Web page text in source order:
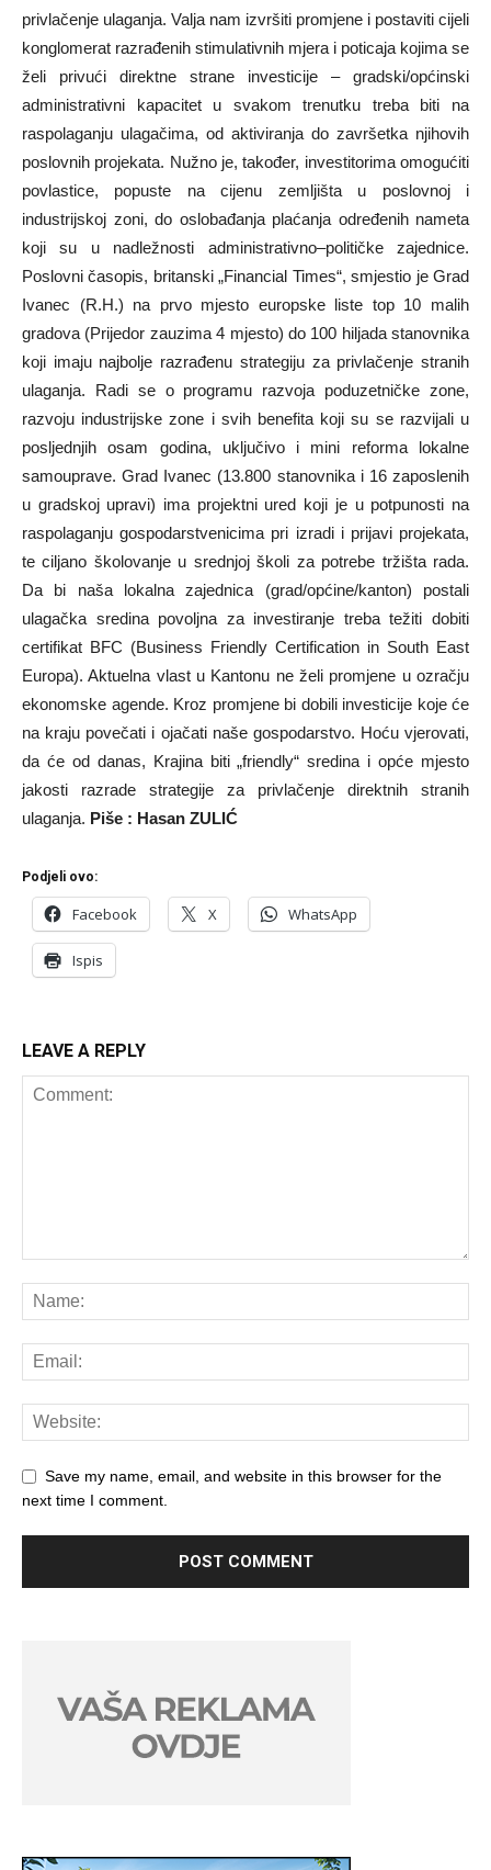
privlačenje ulaganja. Valja nam izvršiti promjene i postaviti cijeli
konglomerat razrađenih stimulativnih mjera i poticaja kojima se
želi privući direktne strane investicije – gradski/općinski
administrativni kapacitet u svakom trenutku treba biti na
raspolaganju ulagačima, od aktiviranja do završetka njihovih
poslovnih projekata. Nužno je, također, investitorima omogućiti
povlastice, popuste na cijenu zemljišta u poslovnoj i
industrijskoj zoni, do oslobađanja plaćanja određenih nameta
koji su u nadležnosti administrativno–političke zajednice.
Poslovni časopis, britanski „Financial Times“, smjestio je Grad
Ivanec (R.H.) na prvo mjesto europske liste top 10 malih
gradova (Prijedor zauzima 4 mjesto) do 100 hiljada stanovnika
koji imaju najbolje razrađenu strategiju za privlačenje stranih
ulaganja. Radi se o programu razvoja poduzetničke zone,
razvoju industrijske zone i svih benefita koji su se razvijali u
posljednjih osam godina, uključivo i mini reforma lokalne
samouprave. Grad Ivanec (13.800 stanovnika i 16 zaposlenih
u gradskoj upravi) ima projektni ured koji je u potpunosti na
raspolaganju gospodarstvenicima pri izradi i prijavi projekata,
te ciljano školovanje u srednjoj školi za potrebe tržišta rada.
Da bi naša lokalna zajednica (grad/općine/kanton) postali
ulagačka sredina povoljna za investiranje treba težiti dobiti
certifikat BFC (Business Friendly Certification in South East
Europa). Aktuelna vlast u Kantonu ne želi promjene u ozračju
ekonomske agende. Kroz promjene bi dobili investicije koje će
na kraju povečati i ojačati naše gospodarstvo. Hoću vjerovati,
da će od danas, Krajina biti „friendly“ sredina i opće mjesto
jakosti razrade strategije za privlačenje direktnih stranih
ulaganja. Piše : Hasan ZULIĆ
Podjeli ovo:
Facebook X WhatsApp
Ispis
LEAVE A REPLY
Save my name, email, and website in this browser for the
next time I comment.